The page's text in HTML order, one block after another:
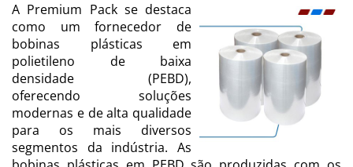
A Premium Pack se destaca
como um fornecedor de
bobinas plásticas em
polietileno de baixa
densidade (PEBD),
oferecendo soluções
modernas e de alta qualidade
para os mais diversos
segmentos da indústria. As